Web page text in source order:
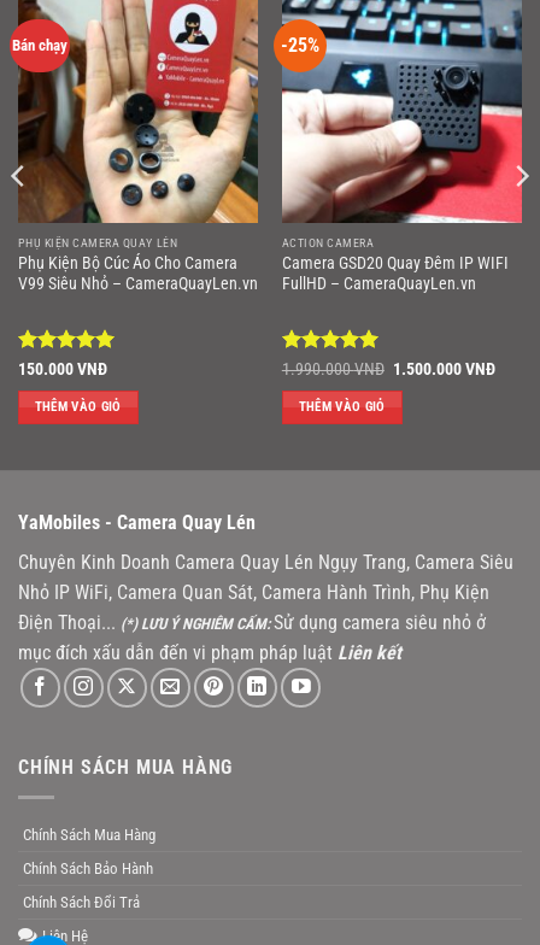
Bán chạy
PHỤ KIỆN CAMERA QUAY LÉN
Phụ Kiện Bộ Cúc Áo Cho Camera
V99 Siêu Nhỏ – CameraQuayLen.vn
Được xếp
hạng55
sao
150.000VNĐ
THÊM VÀO GIỎ
-25%
ACTION CAMERA
Camera GSD20 Quay Đêm IP WIFI
FullHD – CameraQuayLen.vn
Được xếp
hạng55
sao
1.990.000VNĐ Giá
1.500.000VNĐGiá
THÊM VÀO GIỎ
VNĐ.
YaMobiles - Camera Quay Lén
Chuyên Kinh Doanh Camera Quay Lén Ngụy Trang, Camera Siêu
Nhỏ IP WiFi, Camera Quan Sát, Camera Hành Trình, Phụ Kiện
Điện Thoại... (*) LƯU Ý NGHIÊM CẤM:Sử dụng camera siêu nhỏ ở
mục đích xấu dẫn đến vi phạm pháp luật Liên kết
CHÍNH SÁCH MUA HÀNG
Chính Sách Mua Hàng
Chính Sách Bảo Hành
Chính Sách Đổi Trả
Liên Hệ